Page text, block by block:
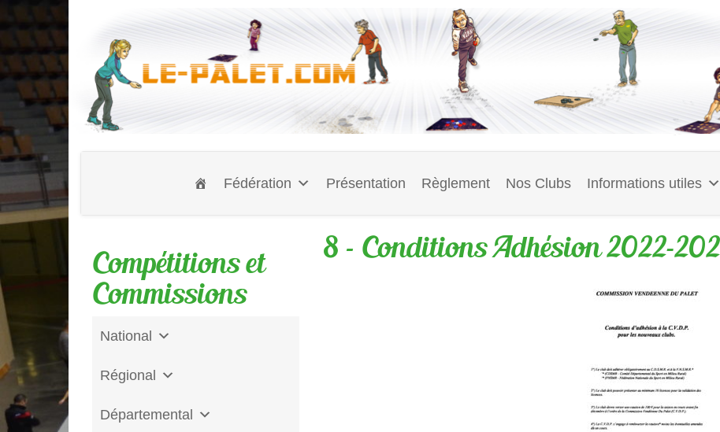
Fédération Présentation Règlement Nos Clubs Informations utiles
Compétitions et
Commissions
National
Régional
Départemental
8 – Conditions Adhésion 2022-